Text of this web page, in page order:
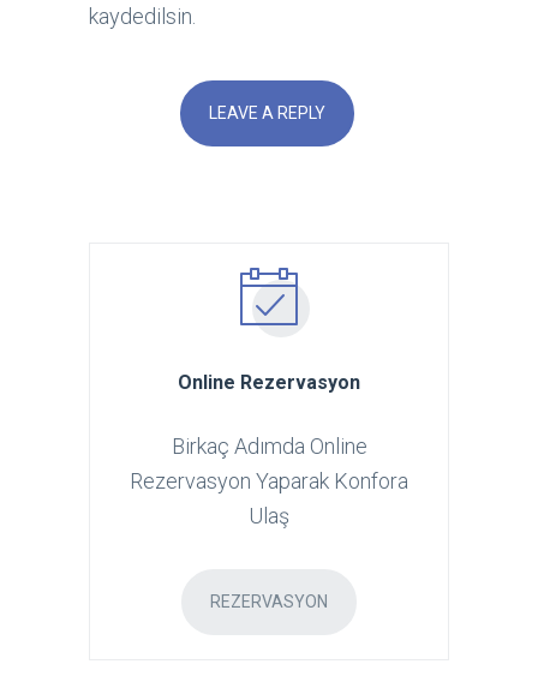
kaydedilsin.
Online Rezervasyon
Birkaç Adımda Online
Rezervasyon Yaparak Konfora
Ulaş
REZERVASYON